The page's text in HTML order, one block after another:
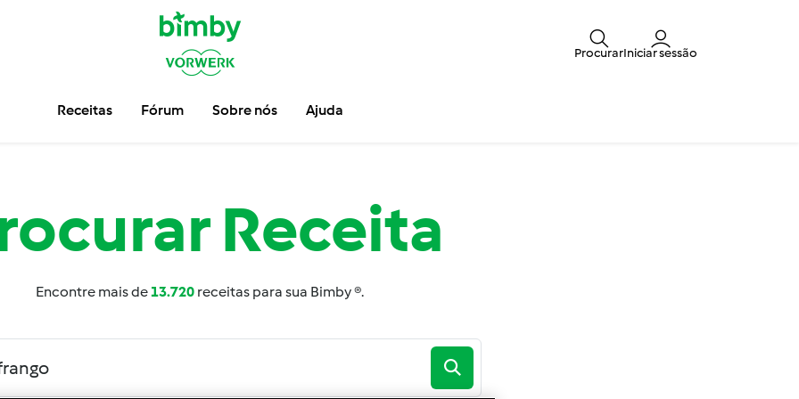
ProcurarIniciar sessão
Receitas Fórum Sobre nós Ajuda
Receita
Encontre mais de13.720 receitas para sua Bimby ®.